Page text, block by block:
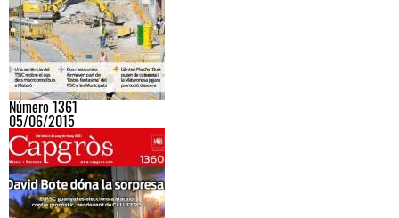
Número 1361
05/06/2015